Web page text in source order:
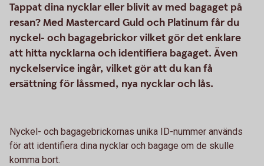
Tappat dina nycklar eller blivit av med bagaget på
resan? Med Mastercard Guld och Platinum får du
nyckel- och bagagebrickor vilket gör det enklare
att hitta nycklarna och identifiera bagaget. Även
nyckelservice ingår, vilket gör att du kan få
ersättning för låssmed, nya nycklar och lås.
Nyckel- och bagagebrickornas unika ID-nummer används
för att identifiera dina nycklar och bagage om de skulle
komma bort.